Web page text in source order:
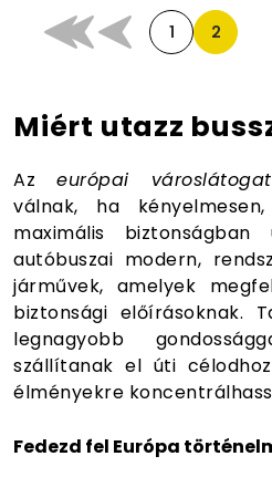
1 2
Miért utazz
Az európai
válnak, ha
maximális
autóbuszai modern,
járművek, amelyek
biztonsági előírásoknak.
legnagyobb
szállítanak el úti
élményekre
Fedezd fel Európa